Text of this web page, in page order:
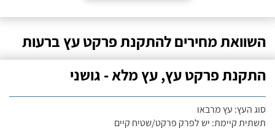
השוואת מחירים להתקנת פרקט עץ ברעות
התקנת פרקט עץ, עץ מלא - גושני
סוג העץ: עץ מרבאו
תשתית קיימת: יש לפרק פרקט/שטיח קיים